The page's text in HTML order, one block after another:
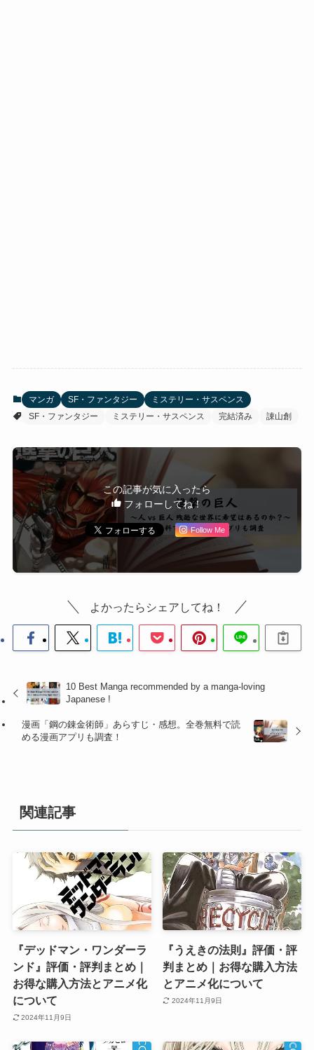
マンガ SF・ファンタジー
ミステリー・サスペンス
SF・ファンタジー
ミステリー・サスペンス 完結済み 諌山創
この記事が気に入ったら
フォローしてね！
Follow Me
よかったらシェアしてね！
10 Best Manga recommended by a manga-loving
Japanese !
漫画「鋼の錬金術師」あらすじ・感想。全巻無料で読
める漫画アプリも調査！
関連記事
『デッドマン・ワンダーラ
ンド』評価・評判まとめ｜
お得な購入方法とアニメ化
について
2024年11月9日
『うえきの法則』評価・評
判まとめ｜お得な購入方法
とアニメ化について
2024年11月9日